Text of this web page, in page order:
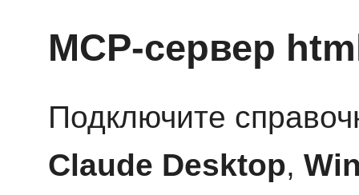
MCP-сервер
Подключите
Claude Desktop,